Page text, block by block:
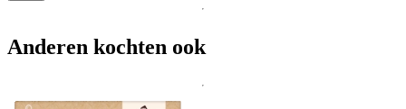
Anderen kochten ook